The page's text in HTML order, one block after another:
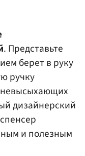
. Представьте
берет в руку
ручку
невысыхающих
дизайнерский
и полезным